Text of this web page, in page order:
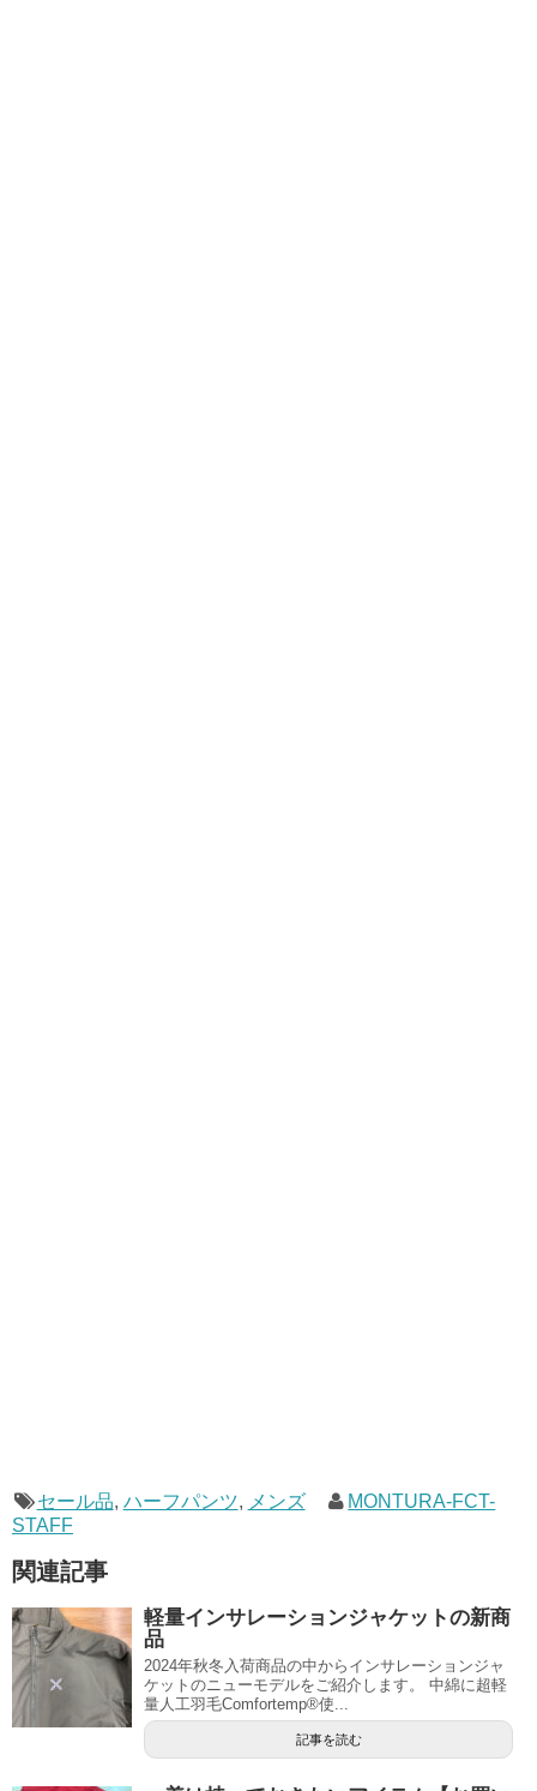
セール品, ハーフパンツ, メンズ
MONTURA-FCT-
STAFF
関連記事
軽量インサレーションジャケットの新商
品
2024年秋冬入荷商品の中からインサレーションジャ
ケットのニューモデルをご紹介します。 中綿に超軽
量人工羽毛Comfortemp®使...
記事を読む